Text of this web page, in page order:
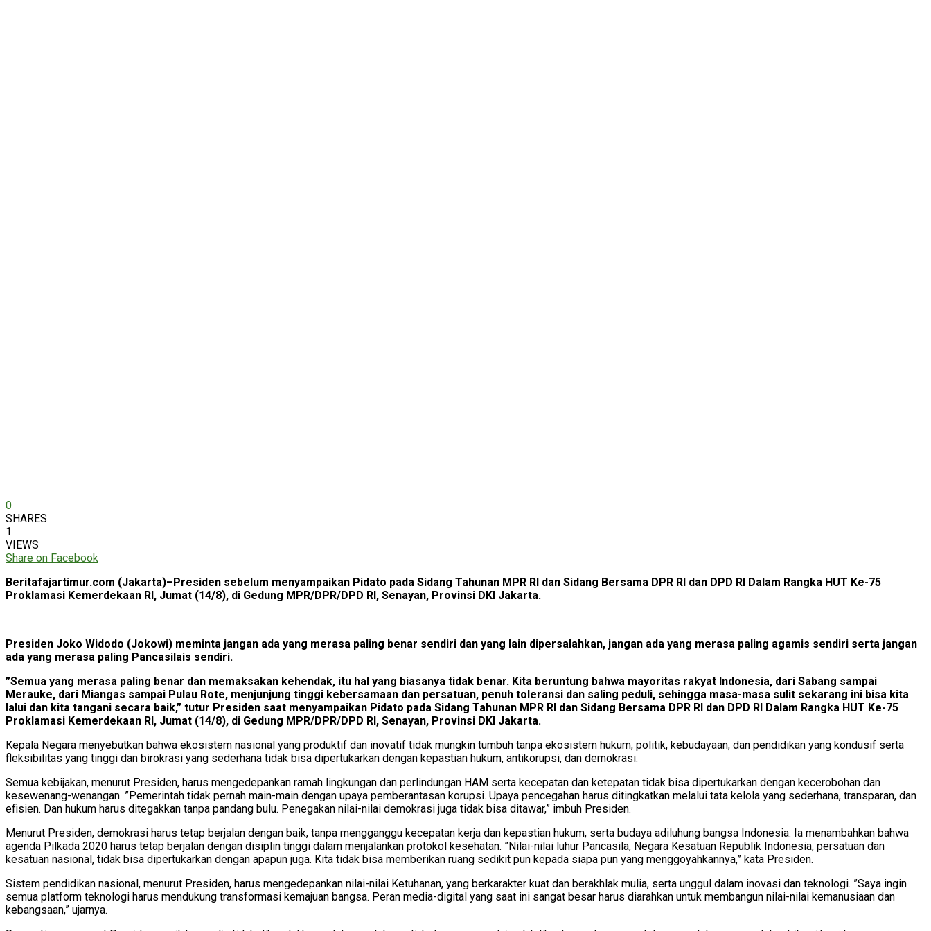
0
SHARES
1
VIEWS
Share on Facebook
Beritafajartimur.com (Jakarta)–Presiden sebelum menyampaikan Pidato pada Sidang Tahunan MPR RI dan Sidang Bersama DPR RI dan DPD RI Dalam Rangka HUT Ke-75
Proklamasi Kemerdekaan RI, Jumat (14/8), di Gedung MPR/DPR/DPD RI, Senayan, Provinsi DKI Jakarta.
Presiden Joko Widodo (Jokowi) meminta jangan ada yang merasa paling benar sendiri dan yang lain dipersalahkan, jangan ada yang merasa paling agamis sendiri serta jangan
ada yang merasa paling Pancasilais sendiri.
”Semua yang merasa paling benar dan memaksakan kehendak, itu hal yang biasanya tidak benar. Kita beruntung bahwa mayoritas rakyat Indonesia, dari Sabang sampai
Merauke, dari Miangas sampai Pulau Rote, menjunjung tinggi kebersamaan dan persatuan, penuh toleransi dan saling peduli, sehingga masa-masa sulit sekarang ini bisa kita
lalui dan kita tangani secara baik,” tutur Presiden saat menyampaikan Pidato pada Sidang Tahunan MPR RI dan Sidang Bersama DPR RI dan DPD RI Dalam Rangka HUT Ke-75
Proklamasi Kemerdekaan RI, Jumat (14/8), di Gedung MPR/DPR/DPD RI, Senayan, Provinsi DKI Jakarta.
Kepala Negara menyebutkan bahwa ekosistem nasional yang produktif dan inovatif tidak mungkin tumbuh tanpa ekosistem hukum, politik, kebudayaan, dan pendidikan yang kondusif serta
fleksibilitas yang tinggi dan birokrasi yang sederhana tidak bisa dipertukarkan dengan kepastian hukum, antikorupsi, dan demokrasi.
Semua kebijakan, menurut Presiden, harus mengedepankan ramah lingkungan dan perlindungan HAM serta kecepatan dan ketepatan tidak bisa dipertukarkan dengan kecerobohan dan
kesewenang-wenangan. ”Pemerintah tidak pernah main-main dengan upaya pemberantasan korupsi. Upaya pencegahan harus ditingkatkan melalui tata kelola yang sederhana, transparan, dan
efisien. Dan hukum harus ditegakkan tanpa pandang bulu. Penegakan nilai-nilai demokrasi juga tidak bisa ditawar,” imbuh Presiden.
Menurut Presiden, demokrasi harus tetap berjalan dengan baik, tanpa mengganggu kecepatan kerja dan kepastian hukum, serta budaya adiluhung bangsa Indonesia. Ia menambahkan bahwa
agenda Pilkada 2020 harus tetap berjalan dengan disiplin tinggi dalam menjalankan protokol kesehatan. ”Nilai-nilai luhur Pancasila, Negara Kesatuan Republik Indonesia, persatuan dan
kesatuan nasional, tidak bisa dipertukarkan dengan apapun juga. Kita tidak bisa memberikan ruang sedikit pun kepada siapa pun yang menggoyahkannya,” kata Presiden.
Sistem pendidikan nasional, menurut Presiden, harus mengedepankan nilai-nilai Ketuhanan, yang berkarakter kuat dan berakhlak mulia, serta unggul dalam inovasi dan teknologi. ”Saya ingin
semua platform teknologi harus mendukung transformasi kemajuan bangsa. Peran media-digital yang saat ini sangat besar harus diarahkan untuk membangun nilai-nilai kemanusiaan dan
kebangsaan,” ujarnya.